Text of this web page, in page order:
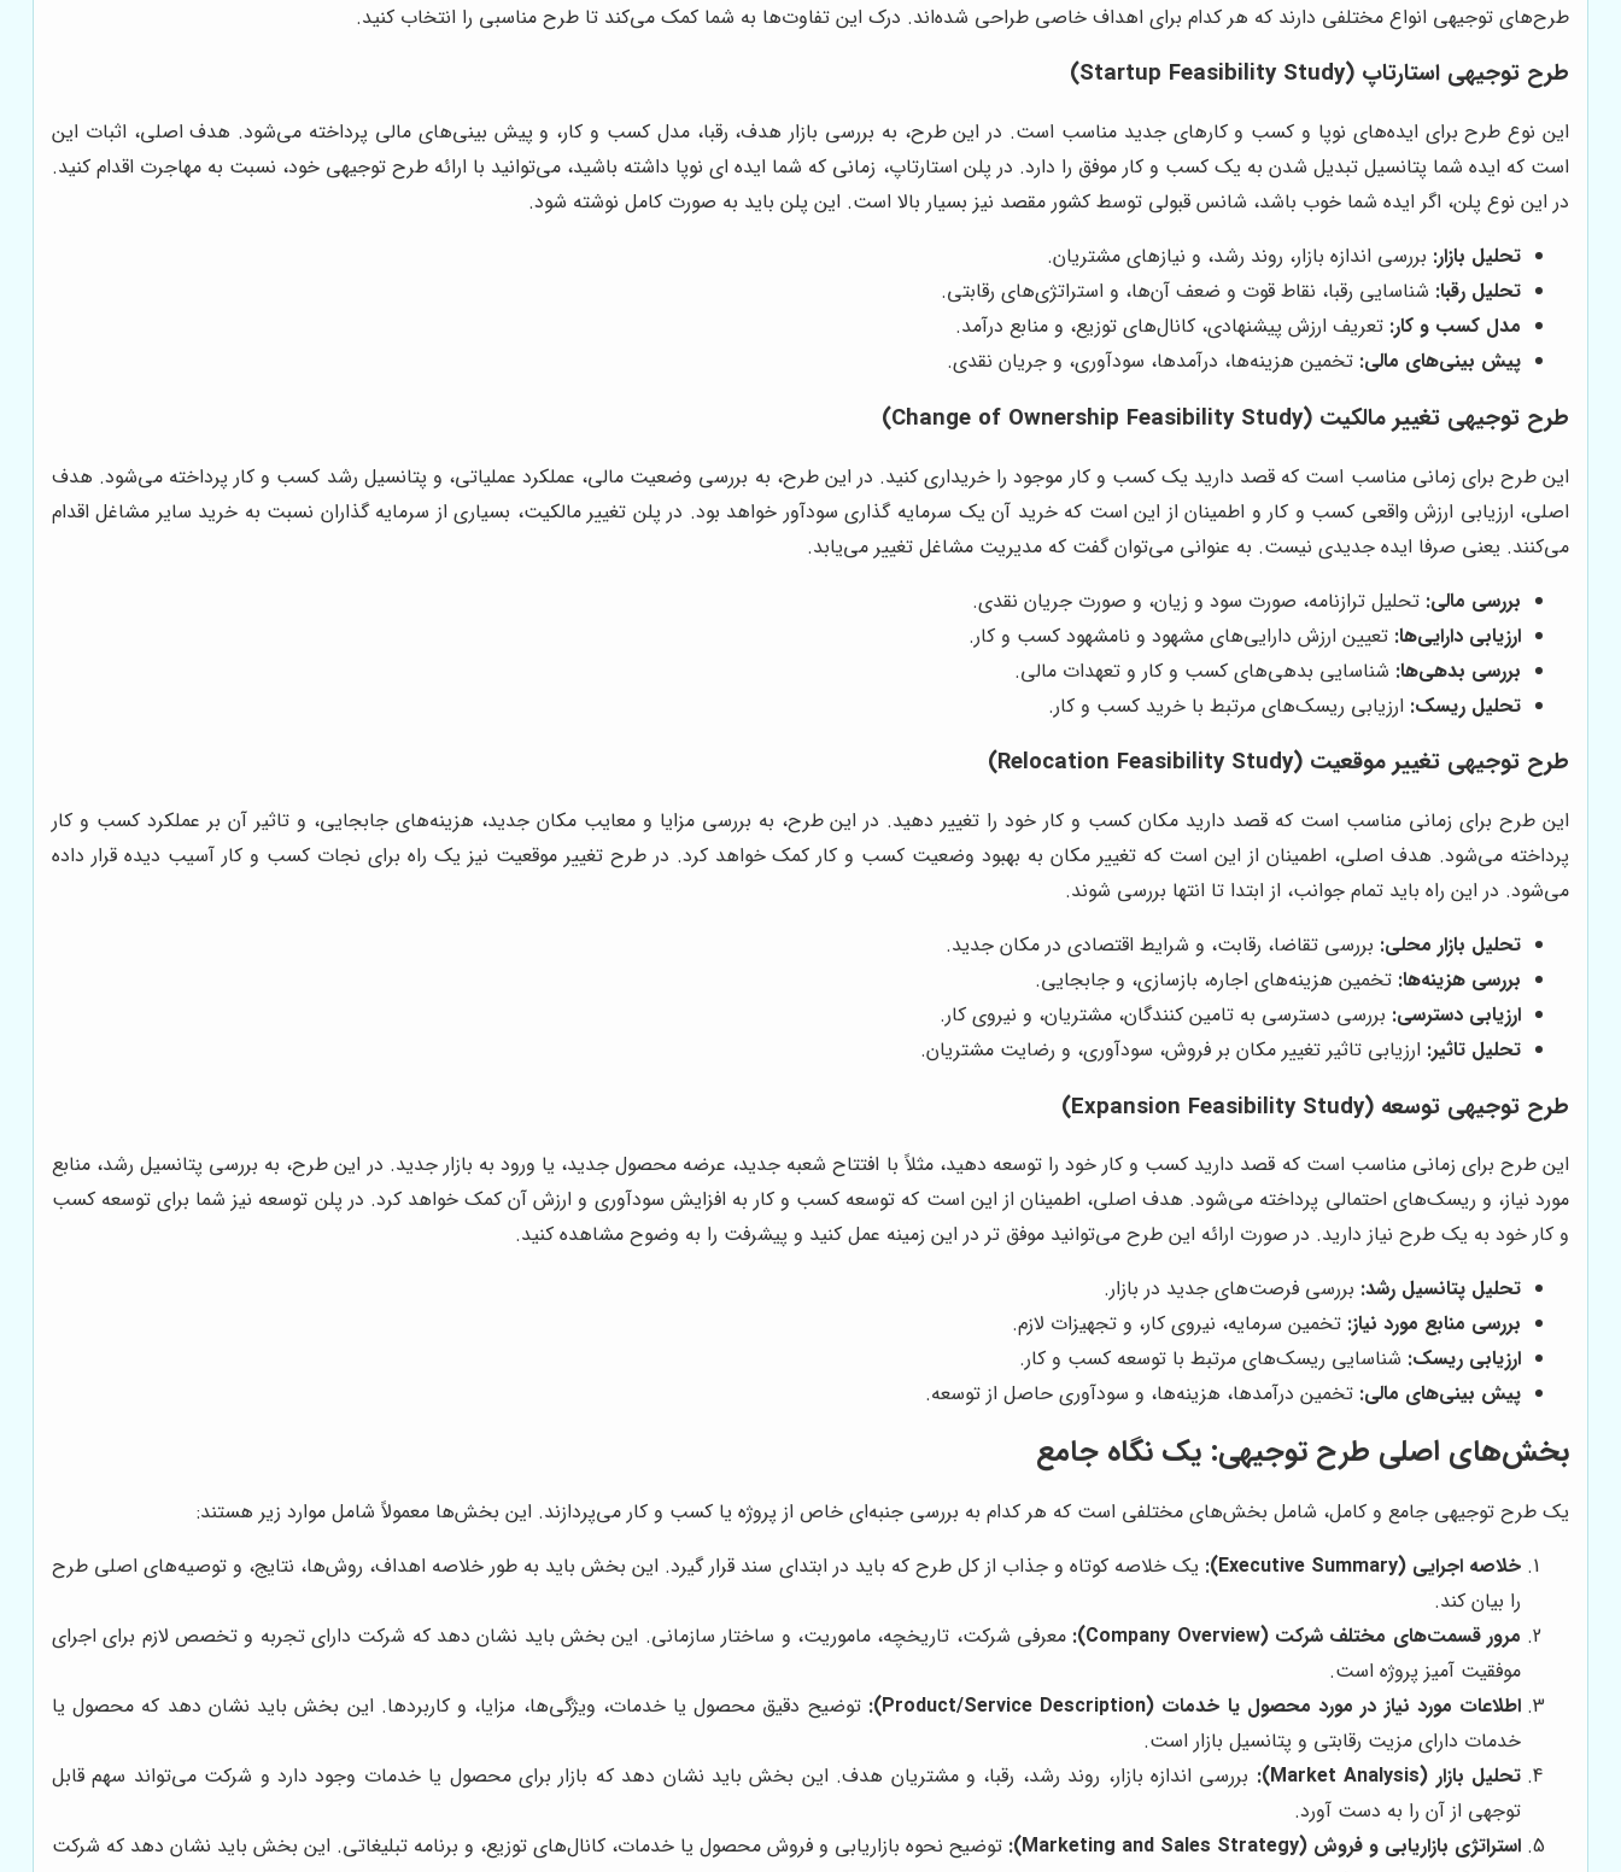
طرح‌های توجیهی انواع مختلفی دارند که هر کدام برای اهداف خاصی طراحی شده‌اند. درک این تفاوت‌ها به شما کمک می‌کند تا طرح مناسبی را انتخاب کنید.
طرح توجیهی استارتاپ (Startup Feasibility Study)
این نوع طرح برای ایده‌های نوپا و کسب و کارهای جدید مناسب است. در این طرح، به بررسی بازار هدف، رقبا، مدل کسب و کار، و پیش بینی‌های مالی پرداخته می‌شود. هدف اصلی، اثبات این
است که ایده شما پتانسیل تبدیل شدن به یک کسب و کار موفق را دارد. در پلن استارتاپ، زمانی که شما ایده ای نوپا داشته باشید، می‌توانید با ارائه طرح توجیهی خود، نسبت به مهاجرت اقدام کنید.
در این نوع پلن، اگر ایده شما خوب باشد، شانس قبولی توسط کشور مقصد نیز بسیار بالا است. این پلن باید به صورت کامل نوشته شود.
تحلیل بازار: بررسی اندازه بازار، روند رشد، و نیازهای مشتریان.
تحلیل رقبا: شناسایی رقبا، نقاط قوت و ضعف آن‌ها، و استراتژی‌های رقابتی.
مدل کسب و کار: تعریف ارزش پیشنهادی، کانال‌های توزیع، و منابع درآمد.
پیش بینی‌های مالی: تخمین هزینه‌ها، درآمدها، سودآوری، و جریان نقدی.
طرح توجیهی تغییر مالکیت (Change of Ownership Feasibility Study)
این طرح برای زمانی مناسب است که قصد دارید یک کسب و کار موجود را خریداری کنید. در این طرح، به بررسی وضعیت مالی، عملکرد عملیاتی، و پتانسیل رشد کسب و کار پرداخته می‌شود. هدف
اصلی، ارزیابی ارزش واقعی کسب و کار و اطمینان از این است که خرید آن یک سرمایه گذاری سودآور خواهد بود. در پلن تغییر مالکیت، بسیاری از سرمایه گذاران نسبت به خرید سایر مشاغل اقدام
می‌کنند. یعنی صرفا ایده جدیدی نیست. به عنوانی می‌توان گفت که مدیریت مشاغل تغییر می‌یابد.
بررسی مالی: تحلیل ترازنامه، صورت سود و زیان، و صورت جریان نقدی.
ارزیابی دارایی‌ها: تعیین ارزش دارایی‌های مشهود و نامشهود کسب و کار.
بررسی بدهی‌ها: شناسایی بدهی‌های کسب و کار و تعهدات مالی.
تحلیل ریسک: ارزیابی ریسک‌های مرتبط با خرید کسب و کار.
طرح توجیهی تغییر موقعیت (Relocation Feasibility Study)
این طرح برای زمانی مناسب است که قصد دارید مکان کسب و کار خود را تغییر دهید. در این طرح، به بررسی مزایا و معایب مکان جدید، هزینه‌های جابجایی، و تاثیر آن بر عملکرد کسب و کار
پرداخته می‌شود. هدف اصلی، اطمینان از این است که تغییر مکان به بهبود وضعیت کسب و کار کمک خواهد کرد. در طرح تغییر موقعیت نیز یک راه برای نجات کسب و کار آسیب دیده قرار داده
می‌شود. در این راه باید تمام جوانب، از ابتدا تا انتها بررسی شوند.
تحلیل بازار محلی: بررسی تقاضا، رقابت، و شرایط اقتصادی در مکان جدید.
بررسی هزینه‌ها: تخمین هزینه‌های اجاره، بازسازی، و جابجایی.
ارزیابی دسترسی: بررسی دسترسی به تامین کنندگان، مشتریان، و نیروی کار.
تحلیل تاثیر: ارزیابی تاثیر تغییر مکان بر فروش، سودآوری، و رضایت مشتریان.
طرح توجیهی توسعه (Expansion Feasibility Study)
این طرح برای زمانی مناسب است که قصد دارید کسب و کار خود را توسعه دهید، مثلاً با افتتاح شعبه جدید، عرضه محصول جدید، یا ورود به بازار جدید. در این طرح، به بررسی پتانسیل رشد، منابع
مورد نیاز، و ریسک‌های احتمالی پرداخته می‌شود. هدف اصلی، اطمینان از این است که توسعه کسب و کار به افزایش سودآوری و ارزش آن کمک خواهد کرد. در پلن توسعه نیز شما برای توسعه کسب
و کار خود به یک طرح نیاز دارید. در صورت ارائه این طرح می‌توانید موفق تر در این زمینه عمل کنید و پیشرفت را به وضوح مشاهده کنید.
تحلیل پتانسیل رشد: بررسی فرصت‌های جدید در بازار.
بررسی منابع مورد نیاز: تخمین سرمایه، نیروی کار، و تجهیزات لازم.
ارزیابی ریسک: شناسایی ریسک‌های مرتبط با توسعه کسب و کار.
پیش بینی‌های مالی: تخمین درآمدها، هزینه‌ها، و سودآوری حاصل از توسعه.
بخش‌های اصلی طرح توجیهی: یک نگاه جامع
یک طرح توجیهی جامع و کامل، شامل بخش‌های مختلفی است که هر کدام به بررسی جنبه‌ای خاص از پروژه یا کسب و کار می‌پردازند. این بخش‌ها معمولاً شامل موارد زیر هستند:
خلاصه اجرایی (Executive Summary):
یک خلاصه کوتاه و جذاب از کل طرح که باید در ابتدای سند قرار گیرد. این بخش باید به طور خلاصه اهداف، روش‌ها، نتایج، و توصیه‌های اصلی طرح
را بیان کند.
مرور قسمت‌های مختلف شرکت (Company Overview):
معرفی شرکت، تاریخچه، ماموریت، و ساختار سازمانی. این بخش باید نشان دهد که شرکت دارای تجربه و تخصص لازم برای اجرای
موفقیت آمیز پروژه است.
اطلاعات مورد نیاز در مورد محصول یا خدمات (Product/Service Description):
توضیح دقیق محصول یا خدمات، ویژگی‌ها، مزایا، و کاربردها. این بخش باید نشان دهد که محصول یا
خدمات دارای مزیت رقابتی و پتانسیل بازار است.
تحلیل بازار (Market Analysis):
بررسی اندازه بازار، روند رشد، رقبا، و مشتریان هدف. این بخش باید نشان دهد که بازار برای محصول یا خدمات وجود دارد و شرکت می‌تواند سهم قابل
توجهی از آن را به دست آورد.
استراتژی بازاریابی و فروش (Marketing and Sales Strategy):
توضیح نحوه بازاریابی و فروش محصول یا خدمات، کانال‌های توزیع، و برنامه تبلیغاتی. این بخش باید نشان دهد که شرکت